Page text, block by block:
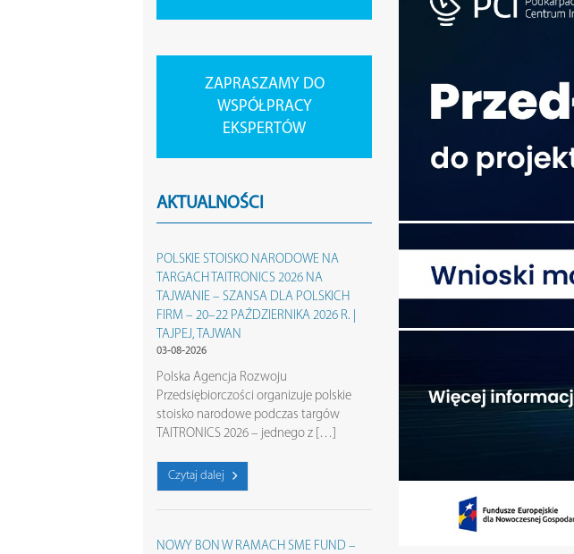
ZAPRASZAMY DO
WSPÓŁPRACY
EKSPERTÓW
AKTUALNOŚCI
POLSKIE STOISKO NARODOWE NA
TARGACH TAITRONICS 2026 NA
TAJWANIE – SZANSA DLA POLSKICH
FIRM – 20–22 PAŹDZIERNIKA 2026 R. |
TAJPEJ, TAJWAN
03-08-2026
Polska Agencja Rozwoju
Przedsiębiorczości organizuje polskie
stoisko narodowe podczas targów
TAITRONICS 2026 – jednego z […]
Czytaj dalej
NOWY BON W RAMACH SME FUND –